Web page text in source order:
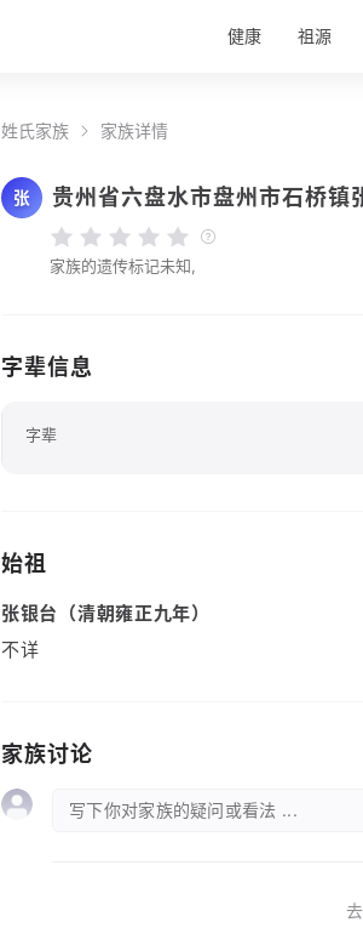
健康 祖源
姓氏家族 家族详情
张 贵州省六盘水市盘州市石桥镇
家族的遗传标记未知,
字辈信息
字辈
始祖
张银台（清朝雍正九年）
不详
家族讨论
写下你对家族的疑问或看法 ...